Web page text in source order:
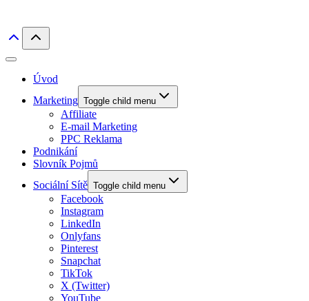
Úvod
Marketing Toggle child menu
Affiliate
E-mail Marketing
PPC Reklama
Podnikání
Slovník Pojmů
Sociální Sítě Toggle child menu
Facebook
Instagram
LinkedIn
Onlyfans
Pinterest
Snapchat
TikTok
X (Twitter)
YouTube